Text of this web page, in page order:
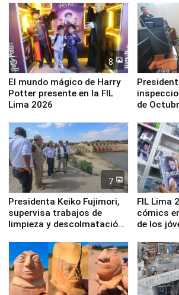
la UGEL 2
Derecho
8
El mundo mágico de Harry
Potter presente en la FIL
Lima 2026
Presidenta Keiko
de
7
Presidenta Keiko Fujimori,
supervisa trabajos de
limpieza y descolmatación
FIL Lima
cómics
de los